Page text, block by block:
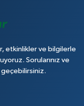
etkinlikler ve bilgilerle
Sorularınız ve